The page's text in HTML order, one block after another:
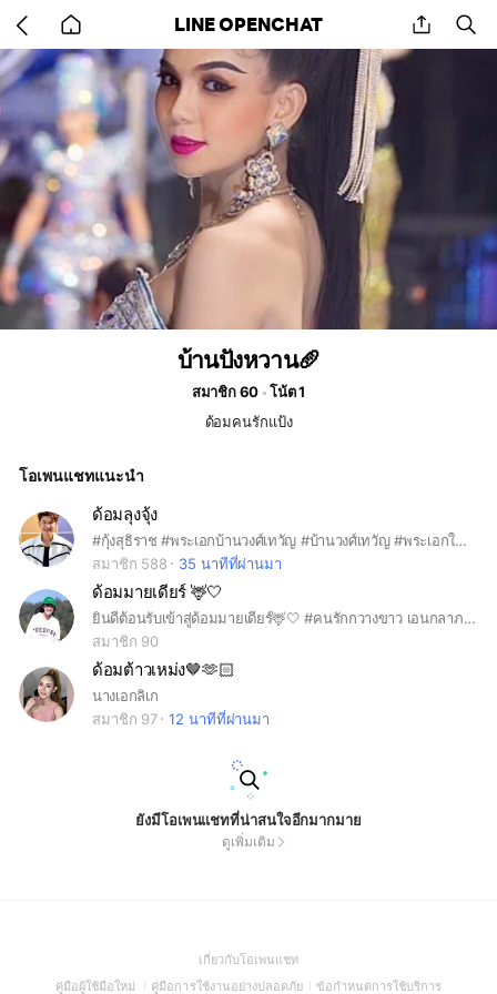
back
to
home
LINE OPENCHAT share
บ้านปังหวาน🥖
สมาชิก 60
โน้ต 1
ด้อมคนรักแป้ง
โอเพนแชทแนะนำ
ด้อมลุงจุ้ง
#กุ้งสุธิราช #พระเอกบ้านวงศ์เทวัญ #บ้านวงศ์เทวัญ #พระเอกในหัวใจเธอ #รักอยู่คู่ฟ้า #ลุงจุ้ง
สมาชิก 588
35 นาทีที่ผ่านมา
ด้อมมายเดียร์ 🦌🤍
ยินดีต้อนรับเข้าสู่ด้อมมายเดียร์🦌🤍 #คนรักกวางขาว เอนกลาภ👸🏻✨ 📌กฎของกลุ่ม📌 1. ใส่ชื่อจริง - รูปจริงเท่านั้น 2. พูดคุยด้วยถ้อยคำสุภาพ ขอบคุณทุกคนที่รักและเอ็นดูนางเอกของเรา มาร่วมเป็นพลังใจให้กวางขาวไปด้วยกันนะคะ🩷🫰🏻
สมาชิก 90
ด้อมต้าวเหม่ง🤎🫶🏻
นางเอกลิเก
สมาชิก 97
12 นาทีที่ผ่านมา
ยังมีโอเพนแชทที่น่าสนใจอีกมากมาย
ดูเพิ่มเติม
เกี่ยวกับโอเพนแชท(Open
in
คู่มือผู้ใช้มือใหม่ (Open
คู่มือการใช้งานอย่างปลอดภัย(Open
ข้อกำหนดการใช้บริการ(Open